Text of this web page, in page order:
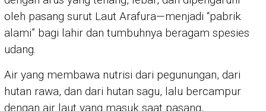
oleh pasang surut Laut Arafura—menjadi “pabrik
alami” bagi lahir dan tumbuhnya beragam spesies
udang.
Air yang membawa nutrisi dari pegunungan, dari
hutan rawa, dan dari hutan sagu, lalu bercampur
dengan air laut yang masuk saat pasang,